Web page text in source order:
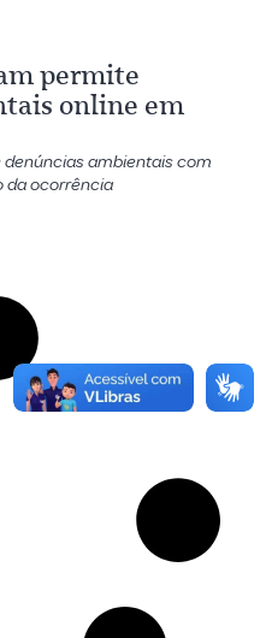
permite
online em
ambientais com
da ocorrência